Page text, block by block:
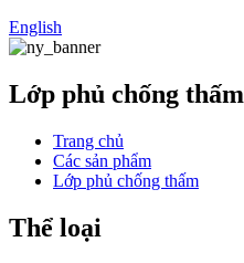
English
Lớp phủ chống thấm
Trang chủ
Các sản phẩm
Lớp phủ chống thấm
Thể loại